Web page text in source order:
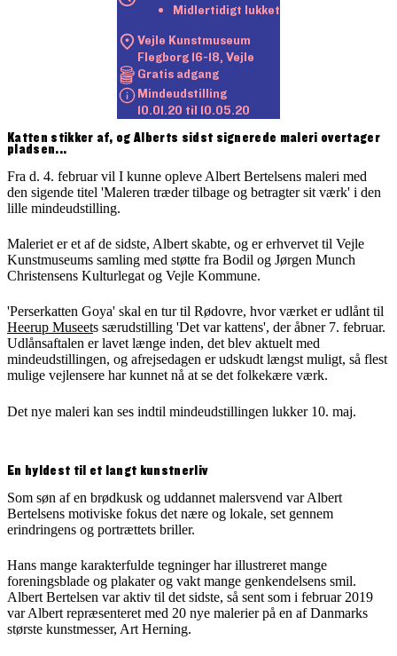
Midlertidigt lukket
Vejle Kunstmuseum
Flegborg 16-18, Vejle
Gratis adgang
Mindeudstilling
10.01.20 til 10.05.20
Katten stikker af, og Alberts sidst signerede maleri overtager
pladsen...
Fra d. 4. februar vil I kunne opleve Albert Bertelsens maleri med
den sigende titel 'Maleren træder tilbage og betragter sit værk' i den
lille mindeudstilling.
Maleriet er et af de sidste, Albert skabte, og er erhvervet til Vejle
Kunstmuseums samling med støtte fra Bodil og Jørgen Munch
Christensens Kulturlegat og Vejle Kommune.
'Perserkatten Goya' skal en tur til Rødovre, hvor værket er udlånt til
Heerup Museets særudstilling 'Det var kattens', der åbner 7. februar.
Udlånsaftalen er lavet længe inden, det blev aktuelt med
mindeudstillingen, og afrejsedagen er udskudt længst muligt, så flest
mulige vejlensere har kunnet nå at se det folkekære værk.
Det nye maleri kan ses indtil mindeudstillingen lukker 10. maj.
En hyldest til et langt kunstnerliv
Som søn af en brødkusk og uddannet malersvend var Albert
Bertelsens motiviske fokus det nære og lokale, set gennem
erindringens og portrættets briller.
Hans mange karakterfulde tegninger har illustreret mange
foreningsblade og plakater og vakt mange genkendelsens smil.
Albert Bertelsen var aktiv til det sidste, så sent som i februar 2019
var Albert repræsenteret med 20 nye malerier på en af Danmarks
største kunstmesser, Art Herning.